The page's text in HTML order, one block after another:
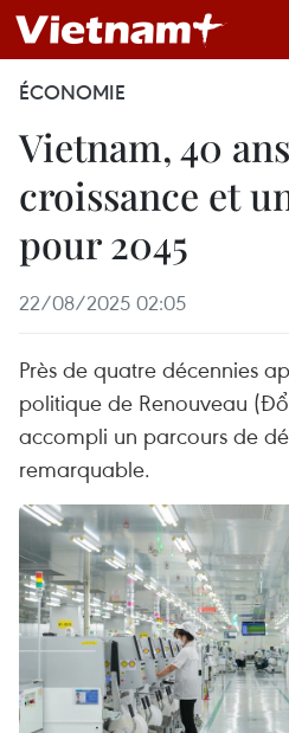
ÉCONOMIE
Vietnam, 40
croissance et
pour 2045
22/08/2025 02:05
Près de quatre décennies
politique de Renouveau
accompli un parcours de
remarquable.